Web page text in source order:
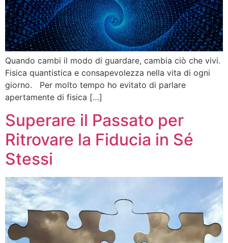
Quando cambi il modo di guardare, cambia ciò che vivi.
Fisica quantistica e consapevolezza nella vita di ogni
giorno. Per molto tempo ho evitato di parlare
apertamente di fisica […]
Superare il Passato per
Ritrovare la Fiducia in Sé
Stessi